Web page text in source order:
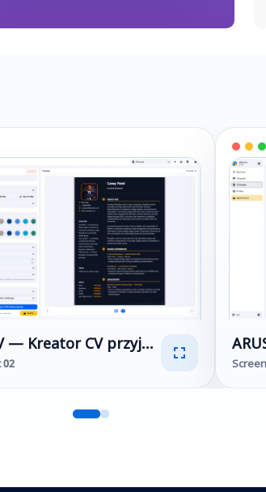
generator CV PDF
— Kreator CV przyjazny ATS i